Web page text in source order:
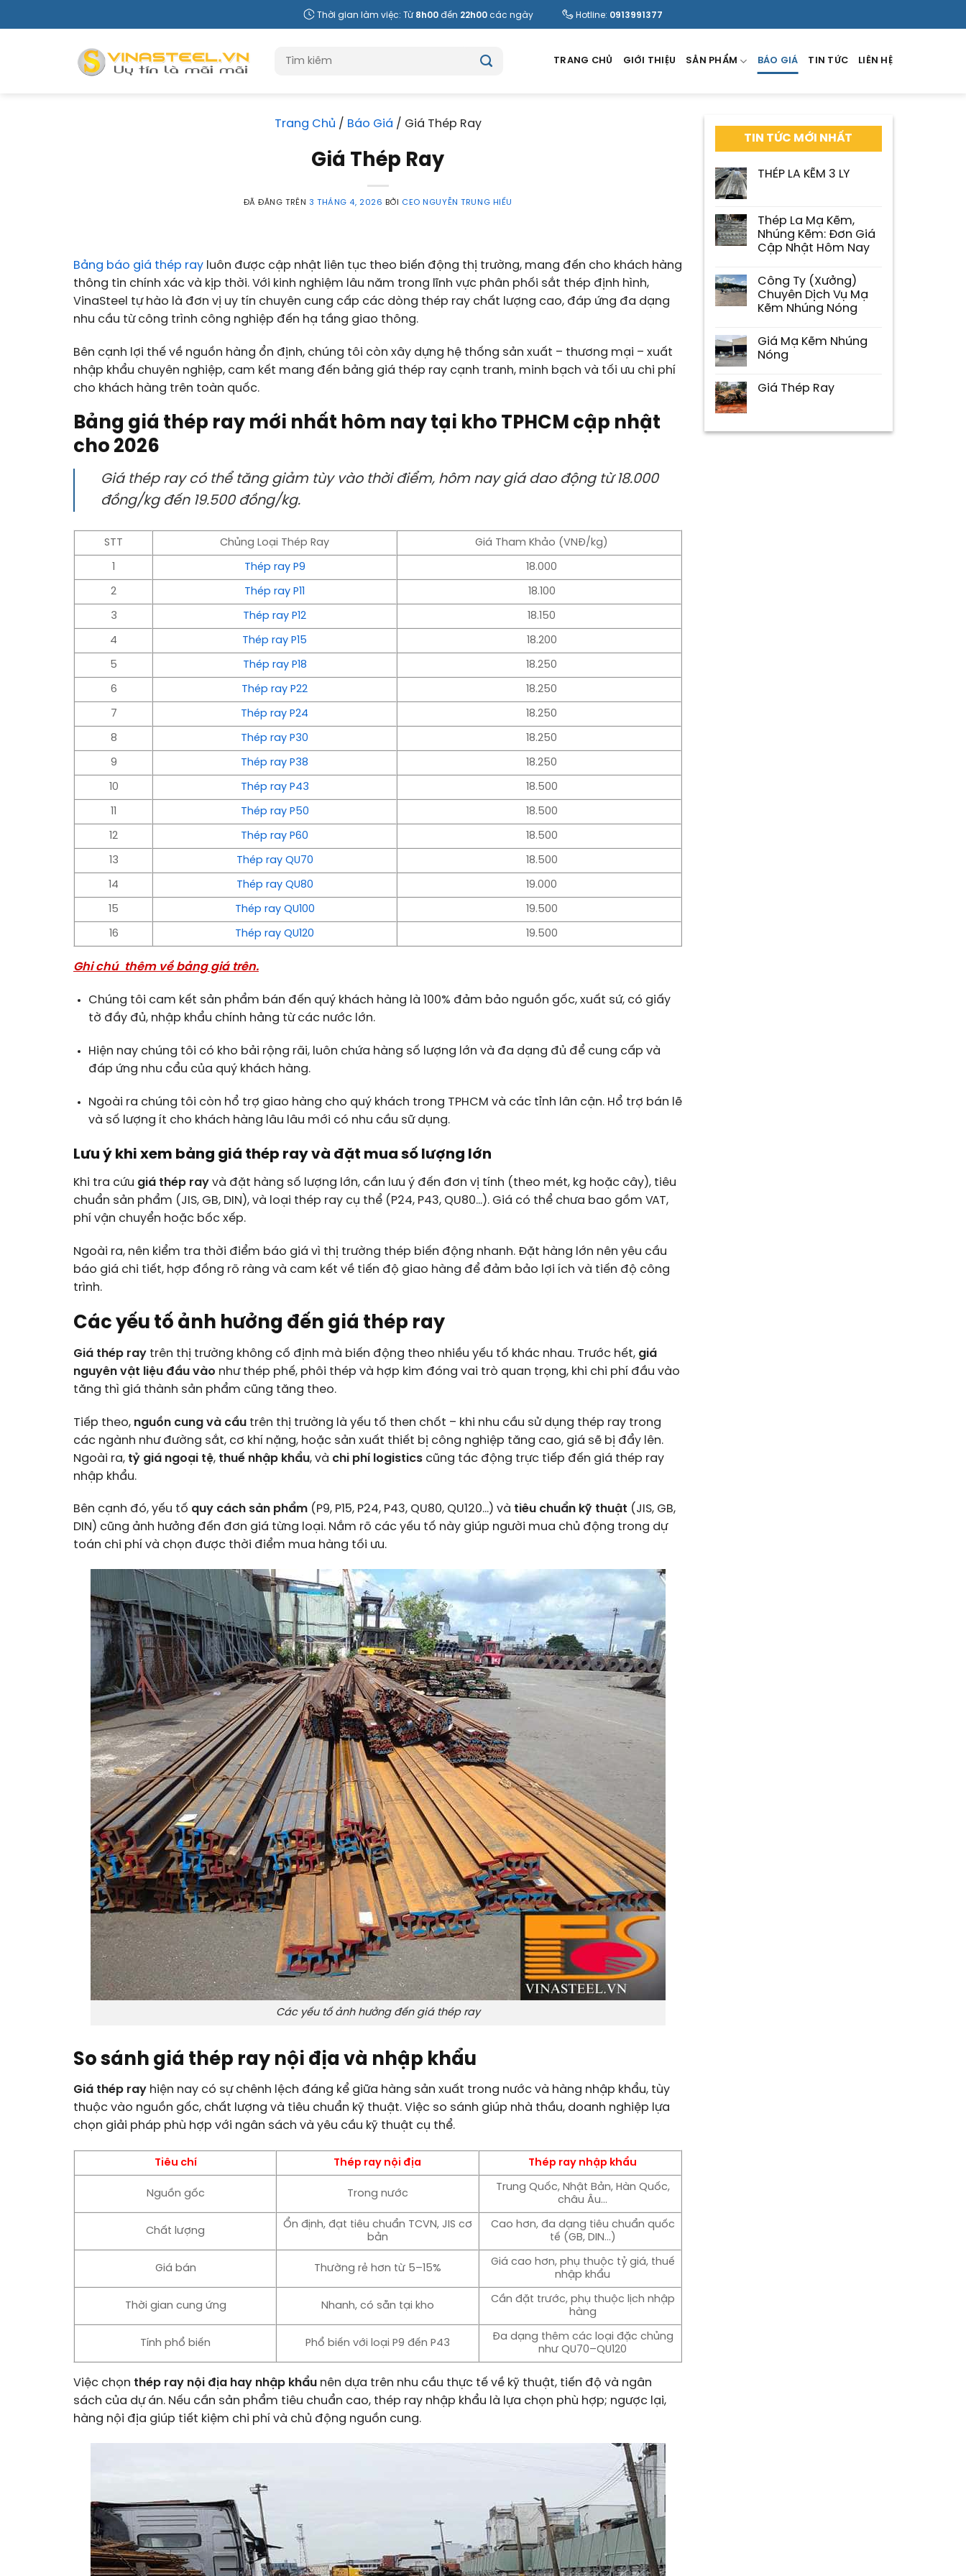
đến
Thời gian làm việc: Từ 8h00 đến 22h00 các ngày Hotline: 0913991377
kiếm:
TRANG CHỦ GIỚI THIỆU SẢN PHẨM BÁO GIÁ TIN TỨC LIÊN HỆ
Trang Chủ / Báo Giá / Giá Thép Ray
Giá Thép Ray
ĐÃ ĐĂNG TRÊN 3 THÁNG 4, 2026 BỞI CEO NGUYỄN TRUNG HIẾU
Bảng báo giá thép ray luôn được cập nhật liên tục theo biến động thị trường, mang đến cho khách hàng
thông tin chính xác và kịp thời. Với kinh nghiệm lâu năm trong lĩnh vực phân phối sắt thép định hình,
VinaSteel tự hào là đơn vị uy tín chuyên cung cấp các dòng thép ray chất lượng cao, đáp ứng đa dạng
nhu cầu từ công trình công nghiệp đến hạ tầng giao thông.
Bên cạnh lợi thế về nguồn hàng ổn định, chúng tôi còn xây dựng hệ thống sản xuất – thương mại – xuất
nhập khẩu chuyên nghiệp, cam kết mang đến bảng giá thép ray cạnh tranh, minh bạch và tối ưu chi phí
cho khách hàng trên toàn quốc.
Bảng giá thép ray mới nhất hôm nay tại kho TPHCM cập nhật
cho 2026
Giá thép ray có thể tăng giảm tùy vào thời điểm, hôm nay giá dao động từ 18.000
đồng/kg đến 19.500 đồng/kg.
STT Chủng Loại Thép Ray Giá Tham Khảo (VNĐ/kg)
Thép ray P9 18.000
2 Thép ray P11 18.100
3 Thép ray P12 18.150
4 Thép ray P15 18.200
5 Thép ray P18 18.250
6 Thép ray P22 18.250
7 Thép ray P24 18.250
8 Thép ray P30 18.250
9 Thép ray P38 18.250
10 Thép ray P43 18.500
Thép ray P50 18.500
12 Thép ray P60 18.500
13 Thép ray QU70 18.500
14 Thép ray QU80 19.000
15 Thép ray QU100 19.500
16 Thép ray QU120 19.500
Ghi chú thêm về bảng giá trên.
Chúng tôi cam kết sản phẩm bán đến quý khách hàng là 100% đảm bảo nguồn gốc, xuất sứ, có giấy
tờ đầy đủ, nhập khẩu chính hảng từ các nước lớn.
Hiện nay chúng tôi có kho bải rộng rãi, luôn chứa hàng số lượng lớn và đa dạng đủ để cung cấp và
đáp ứng nhu cẩu của quý khách hàng.
Ngoài ra chúng tôi còn hổ trợ giao hàng cho quý khách trong TPHCM và các tỉnh lân cận. Hổ trợ bán lẽ
và số lượng ít cho khách hàng lâu lâu mới có nhu cầu sữ dụng.
Lưu ý khi xem bảng giá thép ray và đặt mua số lượng lớn
Khi tra cứu giá thép ray và đặt hàng số lượng lớn, cần lưu ý đến đơn vị tính (theo mét, kg hoặc cây), tiêu
chuẩn sản phẩm (JIS, GB, DIN), và loại thép ray cụ thể (P24, P43, QU80…). Giá có thể chưa bao gồm VAT,
phí vận chuyển hoặc bốc xếp.
Ngoài ra, nên kiểm tra thời điểm báo giá vì thị trường thép biến động nhanh. Đặt hàng lớn nên yêu cầu
báo giá chi tiết, hợp đồng rõ ràng và cam kết về tiến độ giao hàng để đảm bảo lợi ích và tiến độ công
trình.
Các yếu tố ảnh hưởng đến giá thép ray
Giá thép ray trên thị trường không cố định mà biến động theo nhiều yếu tố khác nhau. Trước hết, giá
nguyên vật liệu đầu vào như thép phế, phôi thép và hợp kim đóng vai trò quan trọng, khi chi phí đầu vào
tăng thì giá thành sản phẩm cũng tăng theo.
Tiếp theo, nguồn cung và cầu trên thị trường là yếu tố then chốt – khi nhu cầu sử dụng thép ray trong
các ngành như đường sắt, cơ khí nặng, hoặc sản xuất thiết bị công nghiệp tăng cao, giá sẽ bị đẩy lên.
Ngoài ra, tỷ giá ngoại tệ, thuế nhập khẩu, và chi phí logistics cũng tác động trực tiếp đến giá thép ray
nhập khẩu.
Bên cạnh đó, yếu tố quy cách sản phẩm (P9, P15, P24, P43, QU80, QU120…) và tiêu chuẩn kỹ thuật (JIS, GB,
DIN) cũng ảnh hưởng đến đơn giá từng loại. Nắm rõ các yếu tố này giúp người mua chủ động trong dự
toán chi phí và chọn được thời điểm mua hàng tối ưu.
Các yếu tố ảnh hưởng đến giá thép ray
So sánh giá thép ray nội địa và nhập khẩu
Giá thép ray hiện nay có sự chênh lệch đáng kể giữa hàng sản xuất trong nước và hàng nhập khẩu, tùy
thuộc vào nguồn gốc, chất lượng và tiêu chuẩn kỹ thuật. Việc so sánh giúp nhà thầu, doanh nghiệp lựa
chọn giải pháp phù hợp với ngân sách và yêu cầu kỹ thuật cụ thể.
Tiêu chí Thép ray nội địa Thép ray nhập khẩu
Nguồn gốc Trong nước
Trung Quốc, Nhật Bản, Hàn Quốc,
châu Âu…
Chất lượng
Ổn định, đạt tiêu chuẩn TCVN, JIS cơ
bản
Cao hơn, đa dạng tiêu chuẩn quốc
tế (GB, DIN…)
Giá bán Thường rẻ hơn từ 5–15%
Giá cao hơn, phụ thuộc tỷ giá, thuế
nhập khẩu
Thời gian cung ứng Nhanh, có sẵn tại kho
Cần đặt trước, phụ thuộc lịch nhập
hàng
Tính phổ biến Phổ biến với loại P9 đến P43
Đa dạng thêm các loại đặc chủng
như QU70–QU120
Việc chọn thép ray nội địa hay nhập khẩu nên dựa trên nhu cầu thực tế về kỹ thuật, tiến độ và ngân
sách của dự án. Nếu cần sản phẩm tiêu chuẩn cao, thép ray nhập khẩu là lựa chọn phù hợp; ngược lại,
hàng nội địa giúp tiết kiệm chi phí và chủ động nguồn cung.
TIN TỨC MỚI NHẤT
THÉP LA KẼM 3 LY
Thép La Mạ Kẽm,
Nhúng Kẽm: Đơn Giá
Cập Nhật Hôm Nay
Công Ty (Xưởng)
Chuyên Dịch Vụ Mạ
Kẽm Nhúng Nóng
Giá Mạ Kẽm Nhúng
Nóng
Giá Thép Ray